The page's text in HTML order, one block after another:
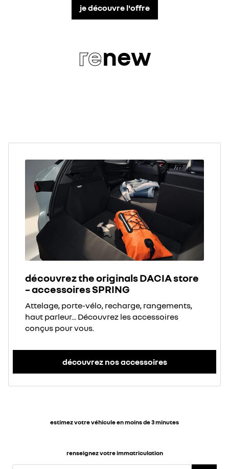
je découvre l'offre
renew
découvrez the originals DACIA store
– accessoires SPRING
Attelage, porte-vélo, recharge, rangements,
haut parleur... Découvrez les accessoires
conçus pour vous.
découvrez nos accessoires
estimez votre véhicule en moins de 3 minutes
renseignez votre immatriculation